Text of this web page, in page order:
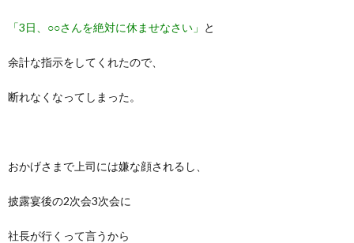
「3日、○○さんを絶対に休ませなさい」 と
余計な指示をしてくれたので、
断れなくなってしまった。
おかげさまで上司には嫌な顔されるし、
披露宴後の2次会3次会に
社長が行くって言うから